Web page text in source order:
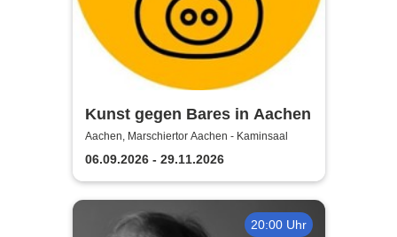
Kunst gegen Bares in Aachen
Aachen, Marschiertor Aachen - Kaminsaal
06.09.2026 - 29.11.2026
20:00 Uhr